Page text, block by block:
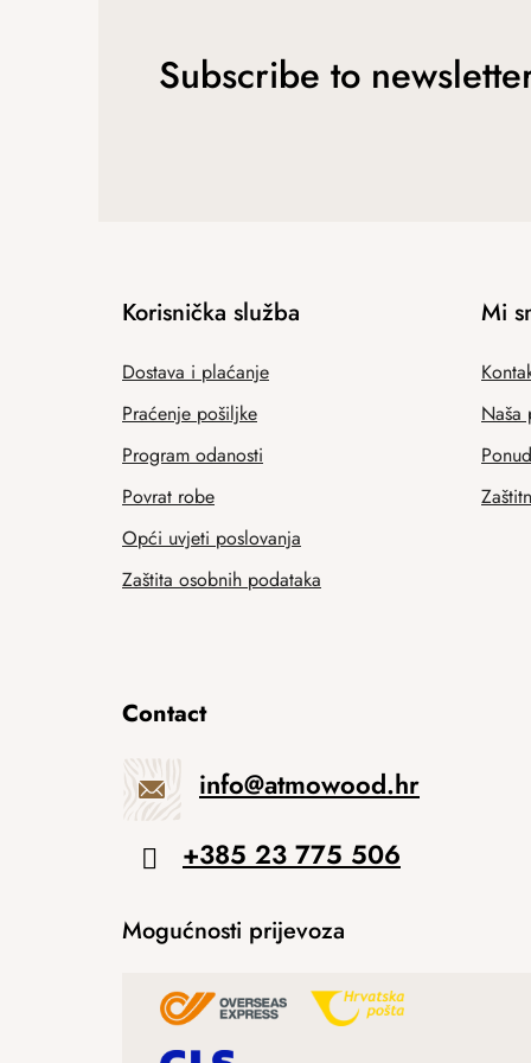
Subscribe to
Korisnička služba
Dostava i plaćanje
Praćenje pošiljke
Program odanosti
Povrat robe
Opći uvjeti poslovanja
Zaštita osobnih podataka
Mi
Naša
Contact
info@atmowood.hr
+385 23 775 506
Mogućnosti prijevoza